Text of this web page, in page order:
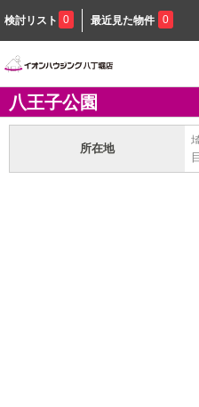
検討リスト 0 最近見た物件 0
八王子公園
所在地